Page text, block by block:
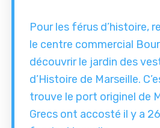
Pour les férus d’histoire,
le centre commercial
découvrir le jardin des
d’Histoire de Marseille.
trouve le port originel de
Grecs ont accosté il y a